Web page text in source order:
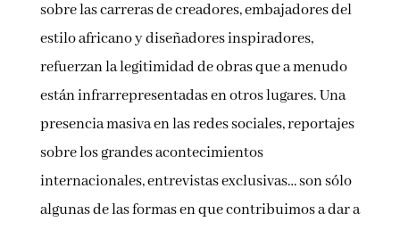
sobre las carreras de creadores, embajadores del
estilo africano y diseñadores inspiradores,
refuerzan la legitimidad de obras que a menudo
están infrarrepresentadas en otros lugares. Una
presencia masiva en las redes sociales, reportajes
sobre los grandes acontecimientos
internacionales, entrevistas exclusivas… son sólo
algunas de las formas en que contribuimos a dar a